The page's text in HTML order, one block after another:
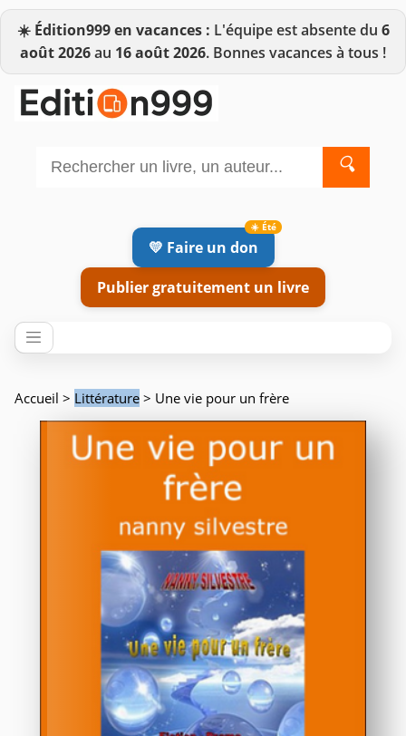
☀️ Édition999 en vacances : L'équipe est absente du 6
août 2026au 16 août 2026. Bonnes vacances à tous !
🔍
💛 Faire un don
Publier gratuitement un livre
Accueil > Littérature > Une vie pour un frère